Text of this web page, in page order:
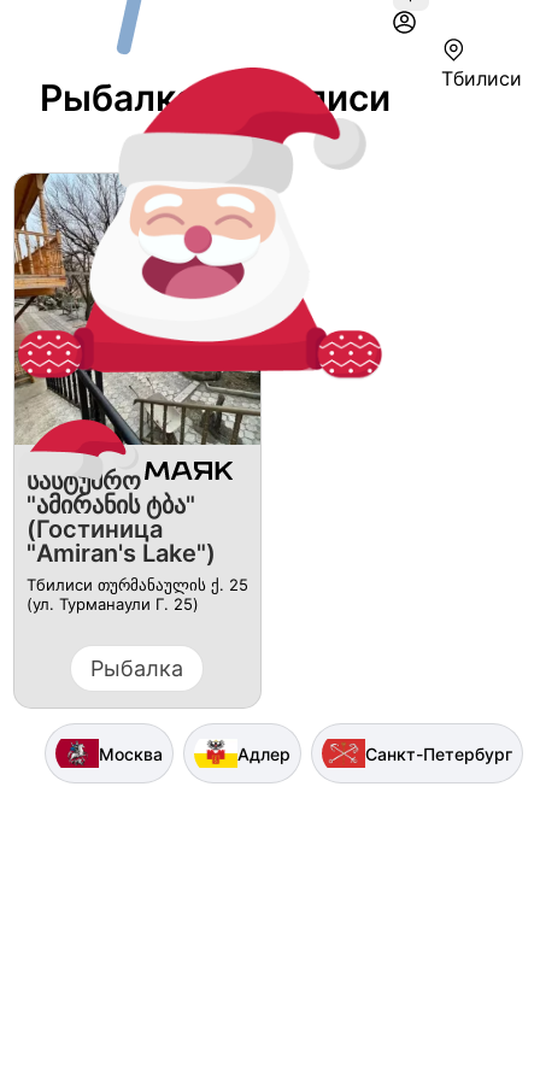
Тбилиси
Рыбалка В Тбилиси
სასტუმრო
"ამირანის ტბა"
(Гостиница
"Amiran's Lake")
Тбилиси თურმანაულის ქ. 25
(ул. Турманаули Г. 25)
Рыбалка
Москва Адлер Санкт-Петербург